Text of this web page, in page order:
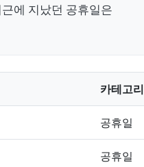
에 지났던 공휴일은
카테고리
공휴일
공휴일